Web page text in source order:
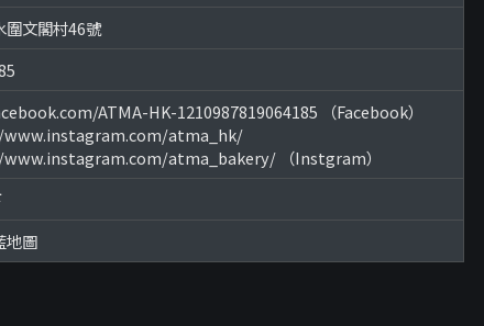
圍文閣村46號
ATMA-HK-1210987819064185 （Facebook）
atma_hk/
atma_bakery/ （Instgram）
地圖